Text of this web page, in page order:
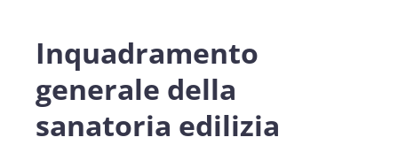
Inquadramento
generale della
sanatoria edilizia